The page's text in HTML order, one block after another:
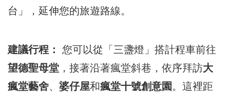
台」，延伸您的旅遊路線。
建議行程：
您可以從「三盞燈」搭計程車前往
望德聖母堂 ，接著沿著瘋堂斜巷，依序拜訪大
瘋堂藝舍、 婆仔屋和瘋堂十號創意園 。這裡距